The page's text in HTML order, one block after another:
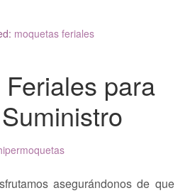
moquetas feriales
para
asegurándonos de que